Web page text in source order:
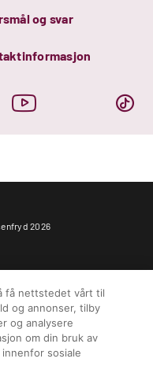
og svar
2026
få nettstedet vårt til
og annonser, tilby
og analysere
om din bruk av
sosiale